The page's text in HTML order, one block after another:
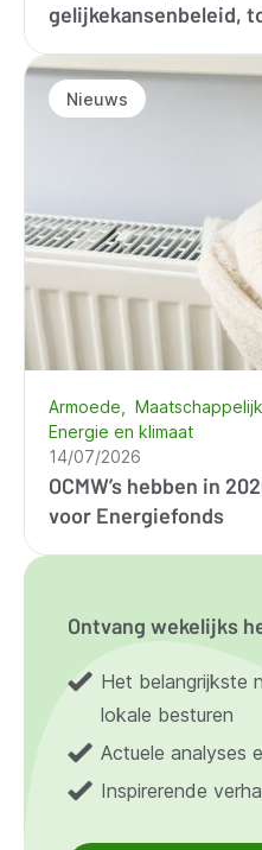
gelijkekansenbeleid,
Nieuws
OCMW’s hebben in
voor Energiefonds
Armoede
Energie en klimaat
14/07/2026
Ontvang wekelijks
Het belangrijkste
lokale besturen
Actuele analyses
Inspirerende